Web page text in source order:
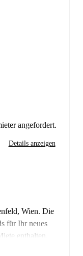
angefordert.
Details anzeigen
Wien. Die
für Ihr neues
enthalten.